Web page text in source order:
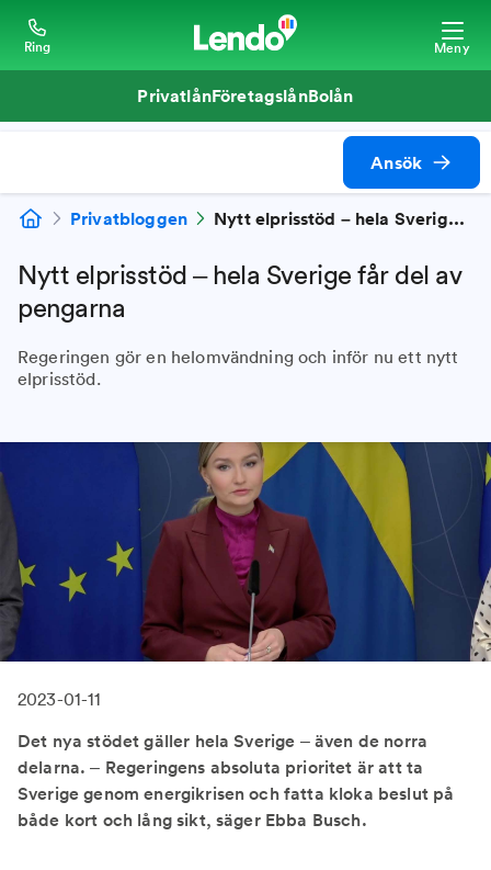
Ring Meny
PrivatlånFöretagslånBolån
Ansök
Privatbloggen Nytt elprisstöd – hela Sverige får del av pengarna
Nytt elprisstöd – hela Sverige får del av
pengarna
Regeringen gör en helomvändning och inför nu ett nytt
elprisstöd.
2023-01-11
Det nya stödet gäller hela Sverige – även de norra
delarna. – Regeringens absoluta prioritet är att ta
Sverige genom energikrisen och fatta kloka beslut på
både kort och lång sikt, säger Ebba Busch.